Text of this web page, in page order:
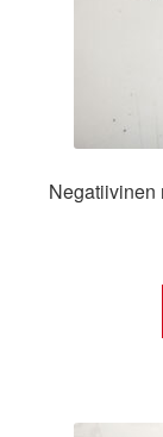
Negatiivinen